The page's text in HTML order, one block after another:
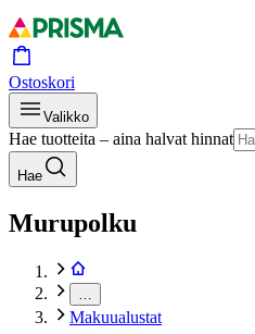
Ostoskori
Valikko
Hae tuotteita – aina halvat hinnat
Hae
Murupolku
Makuualustat